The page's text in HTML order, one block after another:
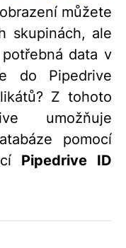
můžete
skupinách, ale
data v
do Pipedrive
Z tohoto
umožňuje
pomocí
Pipedrive ID